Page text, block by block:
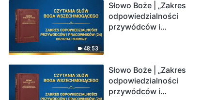
48:53
Słowo Boże | „Zakres
odpowiedzialności
przywódców i
Słowo Boże | „Zakres
odpowiedzialności
przywódców i